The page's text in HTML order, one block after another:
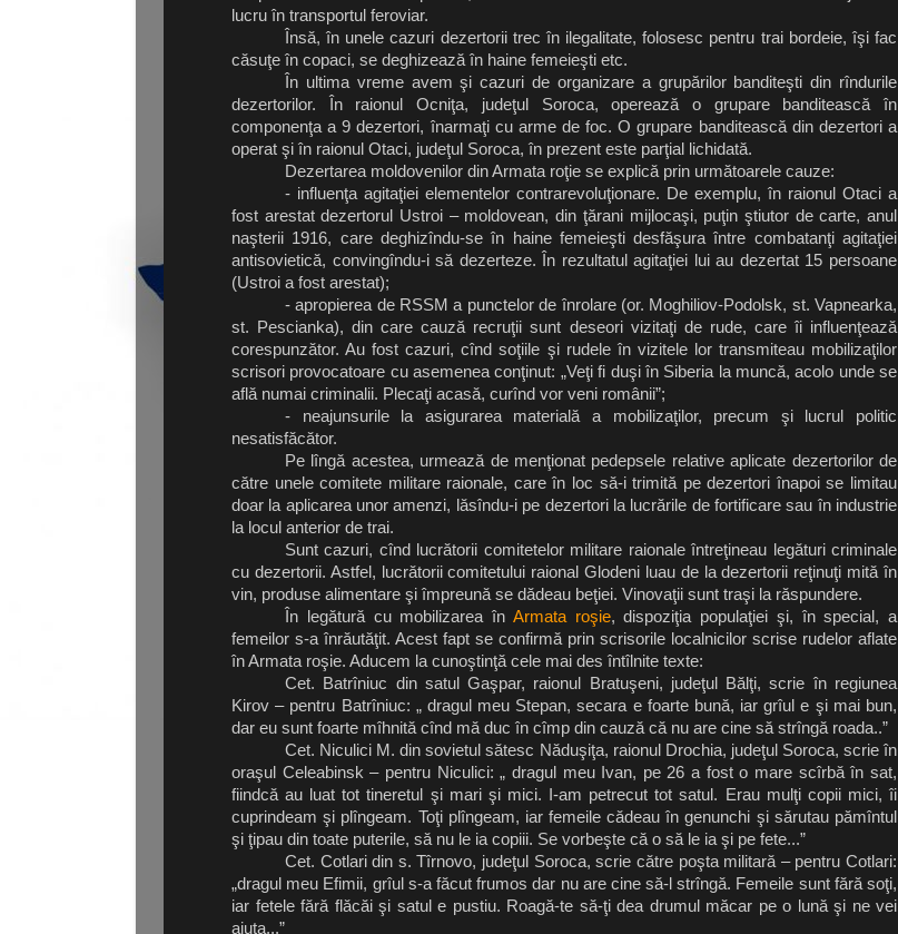
lucru în transportul feroviar.
Însă, în unele cazuri dezertorii trec în ilegalitate, folosesc pentru trai bordeie, îşi fac
căsuţe în copaci, se deghizează în haine femeieşti etc.
În ultima vreme avem şi cazuri de organizare a grupărilor banditeşti din rîndurile
dezertorilor. În raionul Ocniţa, judeţul Soroca, operează o grupare banditească în
componenţa a 9 dezertori, înarmaţi cu arme de foc. O grupare banditească din dezertori a
operat şi în raionul Otaci, judeţul Soroca, în prezent este parţial lichidată.
Dezertarea moldovenilor din Armata roţie se explică prin următoarele cauze:
- influenţa agitaţiei elementelor contrarevoluţionare. De exemplu, în raionul Otaci a
fost arestat dezertorul Ustroi – moldovean, din ţărani mijlocaşi, puţin ştiutor de carte, anul
naşterii 1916, care deghizîndu-se în haine femeieşti desfăşura între combatanţi agitaţiei
antisovietică, convingîndu-i să dezerteze. În rezultatul agitaţiei lui au dezertat 15 persoane
(Ustroi a fost arestat);
- apropierea de RSSM a punctelor de înrolare (or. Moghiliov-Podolsk, st. Vapnearka,
st. Pescianka), din care cauză recruţii sunt deseori vizitaţi de rude, care îi influenţează
corespunzător. Au fost cazuri, cînd soţiile şi rudele în vizitele lor transmiteau mobilizaţilor
scrisori provocatoare cu asemenea conţinut: „Veţi fi duşi în Siberia la muncă, acolo unde se
află numai criminalii. Plecaţi acasă, curînd vor veni românii”;
- neajunsurile la asigurarea materială a mobilizaţilor, precum şi lucrul politic
nesatisfăcător.
Pe lîngă acestea, urmează de menţionat pedepsele relative aplicate dezertorilor de
către unele comitete militare raionale, care în loc să-i trimită pe dezertori înapoi se limitau
doar la aplicarea unor amenzi, lăsîndu-i pe dezertori la lucrările de fortificare sau în industrie
la locul anterior de trai.
Sunt cazuri, cînd lucrătorii comitetelor militare raionale întreţineau legături criminale
cu dezertorii. Astfel, lucrătorii comitetului raional Glodeni luau de la dezertorii reţinuţi mită în
vin, produse alimentare şi împreună se dădeau beţiei. Vinovaţii sunt traşi la răspundere.
În legătură cu mobilizarea în Armata roşie, dispoziţia populaţiei şi, în special, a
femeilor s-a înrăutăţit. Acest fapt se confirmă prin scrisorile localnicilor scrise rudelor aflate
în Armata roşie. Aducem la cunoştinţă cele mai des întîlnite texte:
Cet. Batrîniuc din satul Gaşpar, raionul Bratuşeni, judeţul Bălţi, scrie în regiunea
Kirov – pentru Batrîniuc: „ dragul meu Stepan, secara e foarte bună, iar grîul e şi mai bun,
dar eu sunt foarte mîhnită cînd mă duc în cîmp din cauză că nu are cine să strîngă roada..”
Cet. Niculici M. din sovietul sătesc Năduşiţa, raionul Drochia, judeţul Soroca, scrie în
oraşul Celeabinsk – pentru Niculici: „ dragul meu Ivan, pe 26 a fost o mare scîrbă în sat,
fiindcă au luat tot tineretul şi mari şi mici. I-am petrecut tot satul. Erau mulţi copii mici, îi
cuprindeam şi plîngeam. Toţi plîngeam, iar femeile cădeau în genunchi şi sărutau pămîntul
şi ţipau din toate puterile, să nu le ia copiii. Se vorbeşte că o să le ia şi pe fete...”
Cet. Cotlari din s. Tîrnovo, judeţul Soroca, scrie către poşta militară – pentru Cotlari:
„dragul meu Efimii, grîul s-a făcut frumos dar nu are cine să-l strîngă. Femeile sunt fără soţi,
iar fetele fără flăcăi şi satul e pustiu. Roagă-te să-ţi dea drumul măcar pe o lună şi ne vei
ajuta...”